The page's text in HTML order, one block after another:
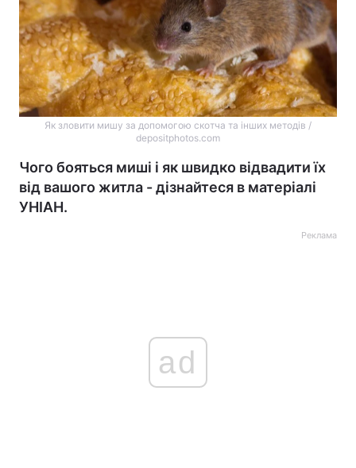
Як зловити мишу за допомогою скотча та інших методів /
depositphotos.com
Чого бояться миші і як швидко відвадити їх
від вашого житла - дізнайтеся в матеріалі
УНІАН.
Реклама
ad